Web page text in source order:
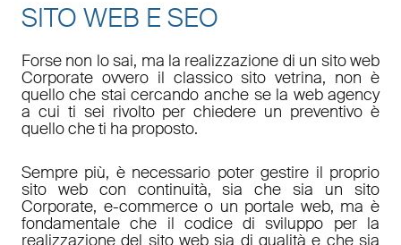
SITO WEB E SEO
Forse non lo sai, ma la realizzazione di un sito web
Corporate ovvero il classico sito vetrina, non è
quello che stai cercando anche se la web agency
a cui ti sei rivolto per chiedere un preventivo è
quello che ti ha proposto.
Sempre più, è necessario poter gestire il proprio
sito web con continuità, sia che sia un sito
Corporate, e-commerce o un portale web, ma è
fondamentale che il codice di sviluppo per la
realizzazione del sito web sia di qualità e che sia